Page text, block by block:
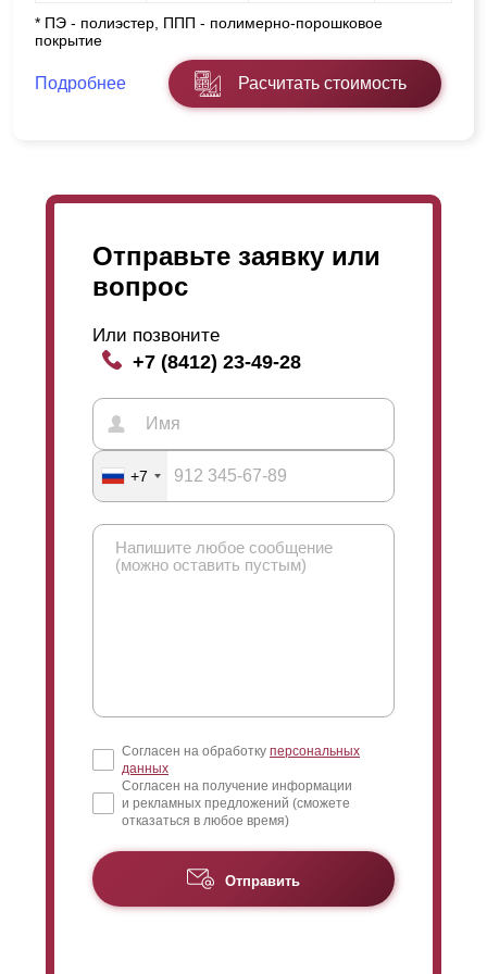
* ПЭ - полиэстер, ППП - полимерно-порошковое
покрытие
Подробнее Расчитать стоимость
Отправьте заявку или
вопрос
Или позвоните
+7 (8412) 23-49-28
+7
Согласен на обработку персональных
данных
Согласен на получение информации
и рекламных предложений (сможете
отказаться в любое время)
Отправить